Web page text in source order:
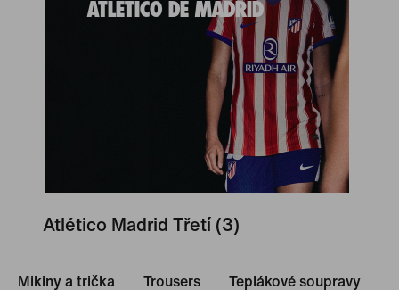
ATLÉTICO DE MADRID
Atlético Madrid Třetí (3)
Mikiny a trička Trousers Teplákové soupravy